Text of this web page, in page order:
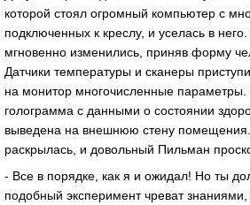
которой стоял огромный компьютер с
подключенных к креслу, и уселась в
мгновенно изменились, приняв форму
Датчики температуры и сканеры
на монитор многочисленные параметры.
голограмма с данными о состоянии
выведена на внешнюю стену помещения.
раскрылась, и довольный Пильман
- Все в порядке, как я и ожидал! Но ты
подобный эксперимент чреват